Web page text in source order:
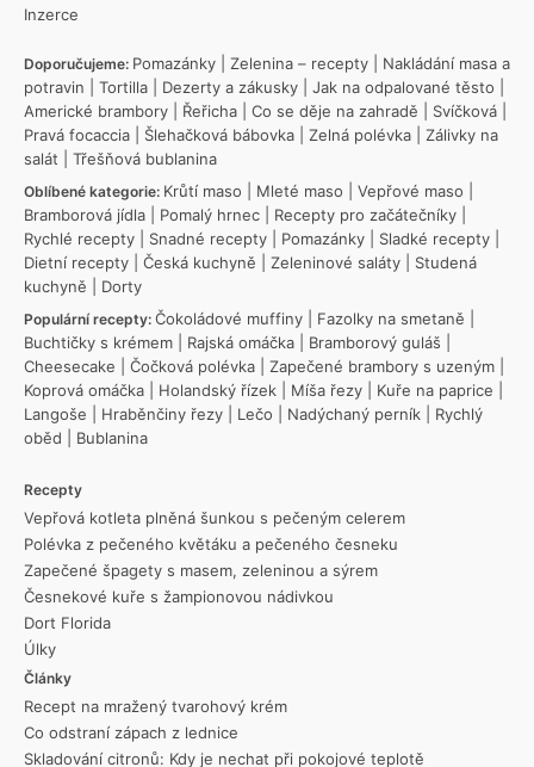
Inzerce
Doporučujeme: Pomazánky Zelenina – recepty
Nakládání masa a
potravin
Tortilla Dezerty a zákusky Jak na odpalované těsto
Americké brambory
Řeřicha Co se děje na zahradě Svíčková
Pravá focaccia
Šlehačková bábovka Zelná polévka
Zálivky na
salát
Třešňová bublanina
Oblíbené kategorie: Krůtí maso Mleté maso Vepřové maso
Bramborová jídla
Pomalý hrnec Recepty pro začátečníky
Rychlé recepty
Snadné recepty Pomazánky Sladké recepty
Dietní recepty
Česká kuchyně Zeleninové saláty
Studená
kuchyně
Dorty
Populární recepty: Čokoládové muffiny Fazolky na smetaně
Buchtičky s krémem
Rajská omáčka Bramborový guláš
Cheesecake
Čočková polévka Zapečené brambory s uzeným
Koprová omáčka
Holandský řízek Míša řezy Kuře na paprice
Langoše
Hraběnčiny řezy Lečo Nadýchaný perník
Rychlý
oběd
Bublanina
Recepty
Vepřová kotleta plněná šunkou s pečeným celerem
Polévka z pečeného květáku a pečeného česneku
Zapečené špagety s masem, zeleninou a sýrem
Česnekové kuře s žampionovou nádivkou
Dort Florida
Úlky
Články
Recept na mražený tvarohový krém
Co odstraní zápach z lednice
Skladování citronů: Kdy je nechat při pokojové teplotě